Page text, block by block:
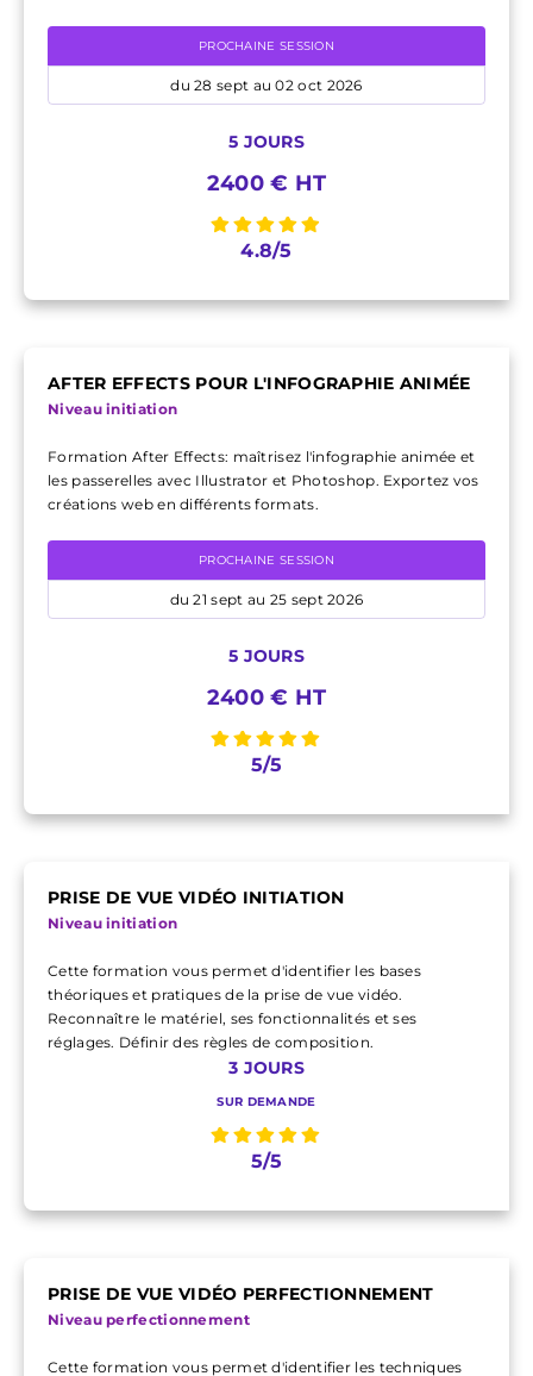
PROCHAINE SESSION
du 28 sept au 02 oct 2026
5 JOURS
2400 € HT
4.8/5
AFTER EFFECTS POUR L'INFOGRAPHIE ANIMÉE
Niveau initiation
Formation After Effects: maîtrisez l'infographie animée et
les passerelles avec Illustrator et Photoshop. Exportez vos
créations web en différents formats.
PROCHAINE SESSION
du 21 sept au 25 sept 2026
5 JOURS
2400 € HT
5/5
PRISE DE VUE VIDÉO INITIATION
Niveau initiation
Cette formation vous permet d'identifier les bases
théoriques et pratiques de la prise de vue vidéo.
Reconnaître le matériel, ses fonctionnalités et ses
réglages. Définir des règles de composition.
3 JOURS
SUR DEMANDE
5/5
PRISE DE VUE VIDÉO PERFECTIONNEMENT
Niveau perfectionnement
Cette formation vous permet d'identifier les techniques